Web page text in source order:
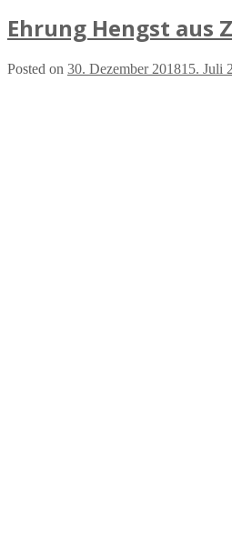
Ehrung Hengst aus
Posted on 30. Dezember 201815. Juli